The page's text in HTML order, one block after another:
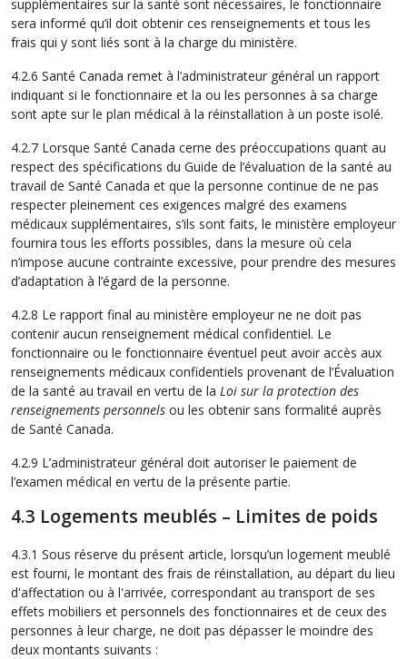
supplémentaires sur la santé sont nécessaires, le fonctionnaire
sera informé qu’il doit obtenir ces renseignements et tous les
frais qui y sont liés sont à la charge du ministère.
4.2.6 Santé Canada remet à l’administrateur général un rapport
indiquant si le fonctionnaire et la ou les personnes à sa charge
sont apte sur le plan médical à la réinstallation à un poste isolé.
4.2.7 Lorsque Santé Canada cerne des préoccupations quant au
respect des spécifications du Guide de l’évaluation de la santé au
travail de Santé Canada et que la personne continue de ne pas
respecter pleinement ces exigences malgré des examens
médicaux supplémentaires, s’ils sont faits, le ministère employeur
fournira tous les efforts possibles, dans la mesure où cela
n’impose aucune contrainte excessive, pour prendre des mesures
d’adaptation à l’égard de la personne.
4.2.8 Le rapport final au ministère employeur ne ne doit pas
contenir aucun renseignement médical confidentiel. Le
fonctionnaire ou le fonctionnaire éventuel peut avoir accès aux
renseignements médicaux confidentiels provenant de l’Évaluation
de la santé au travail en vertu de la Loi sur la protection des
renseignements personnels ou les obtenir sans formalité auprès
de Santé Canada.
4.2.9 L’administrateur général doit autoriser le paiement de
l’examen médical en vertu de la présente partie.
4.3 Logements meublés – Limites de poids
4.3.1 Sous réserve du présent article, lorsqu’un logement meublé
est fourni, le montant des frais de réinstallation, au départ du lieu
d'affectation ou à l'arrivée, correspondant au transport de ses
effets mobiliers et personnels des fonctionnaires et de ceux des
personnes à leur charge, ne doit pas dépasser le moindre des
deux montants suivants :